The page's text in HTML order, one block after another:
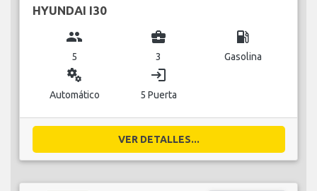
HYUNDAI I30
group
5
business_center
3
local_gas_station
Gasolina
miscellaneous_services
Automático
login
5 Puerta
VER DETALLES...